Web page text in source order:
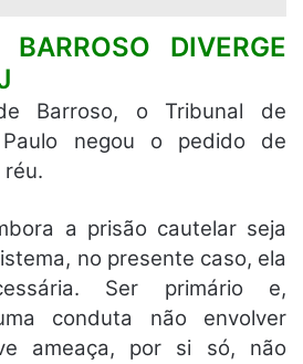
DIVERGE
Barroso, o Tribunal de
negou o pedido de
a prisão cautelar seja
no presente caso, ela
Ser primário e,
conduta não envolver
ameaça, por si só, não